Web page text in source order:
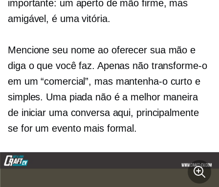
importante: um aperto de mão firme, mas
amigável, é uma vitória.
Mencione seu nome ao oferecer sua mão e
diga o que você faz. Apenas não transforme-o
em um “comercial”, mas mantenha-o curto e
simples. Uma piada não é a melhor maneira
de iniciar uma conversa aqui, principalmente
se for um evento mais formal.